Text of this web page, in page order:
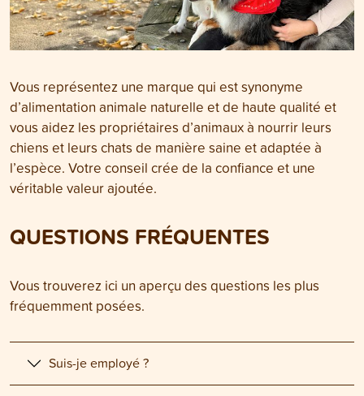
Vous représentez une marque qui est synonyme
d’alimentation animale naturelle et de haute qualité et
vous aidez les propriétaires d’animaux à nourrir leurs
chiens et leurs chats de manière saine et adaptée à
l’espèce. Votre conseil crée de la confiance et une
véritable valeur ajoutée.
QUESTIONS FRÉQUENTES
Vous trouverez ici un aperçu des questions les plus
fréquemment posées.
Suis-je employé ?